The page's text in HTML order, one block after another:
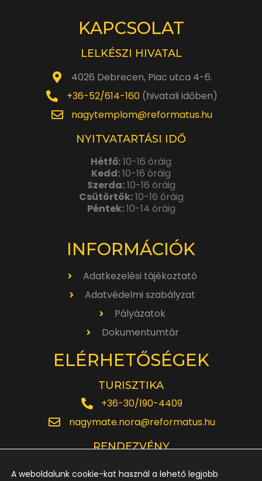
KAPCSOLAT
LELKÉSZI HIVATAL
4026 Debrecen, Piac utca 4-6.
+36-52/614-160(hivatali időben)
nagytemplom@reformatus.hu
NYITVATARTÁSI IDŐ
Hétfő:10-16 óráig
Kedd:10-16 óráig
Szerda:10-16 óráig
Csütörtök:10-16 óráig
Péntek:10-14 óráig
INFORMÁCIÓK
Adatkezelési tájékoztató
Adatvédelmi szabályzat
Pályázatok
Dokumentumtár
ELÉRHETŐSÉGEK
TURISZTIKA
+36-30/190-4409
nagymate.nora@reformatus.hu
RENDEZVÉNY
A weboldalunk cookie-kat használ a lehető legjobb